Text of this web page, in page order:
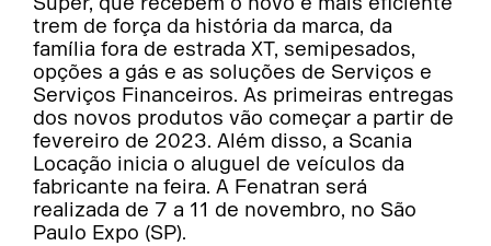
trem de força da história da marca, da
família fora de estrada XT, semipesados,
opções a gás e as soluções de Serviços e
Serviços Financeiros. As primeiras entregas
dos novos produtos vão começar a partir de
fevereiro de 2023. Além disso, a Scania
Locação inicia o aluguel de veículos da
fabricante na feira. A Fenatran será
realizada de 7 a 11 de novembro, no São
Paulo Expo (SP).